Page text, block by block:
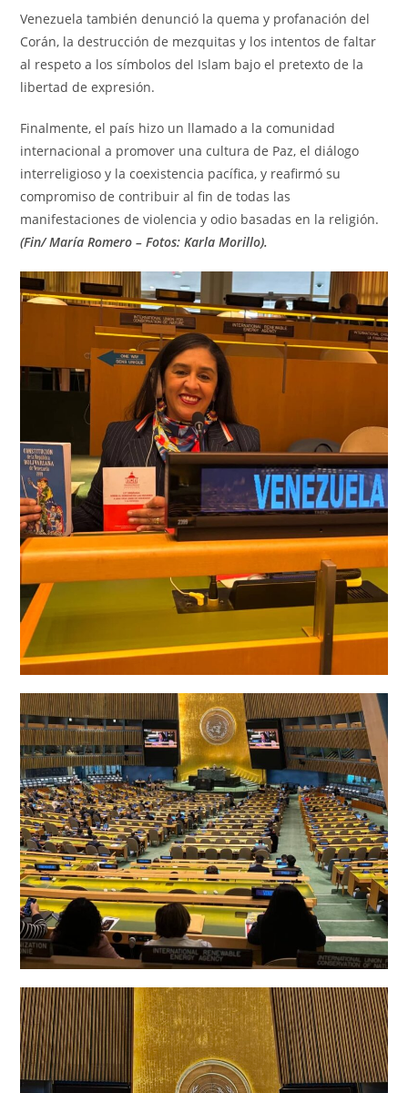
Venezuela también denunció la quema y profanación del
Corán, la destrucción de mezquitas y los intentos de faltar
al respeto a los símbolos del Islam bajo el pretexto de la
libertad de expresión.
Finalmente, el país hizo un llamado a la comunidad
internacional a promover una cultura de Paz, el diálogo
interreligioso y la coexistencia pacífica, y reafirmó su
compromiso de contribuir al fin de todas las
manifestaciones de violencia y odio basadas en la religión.
(Fin/ María Romero – Fotos: Karla Morillo).